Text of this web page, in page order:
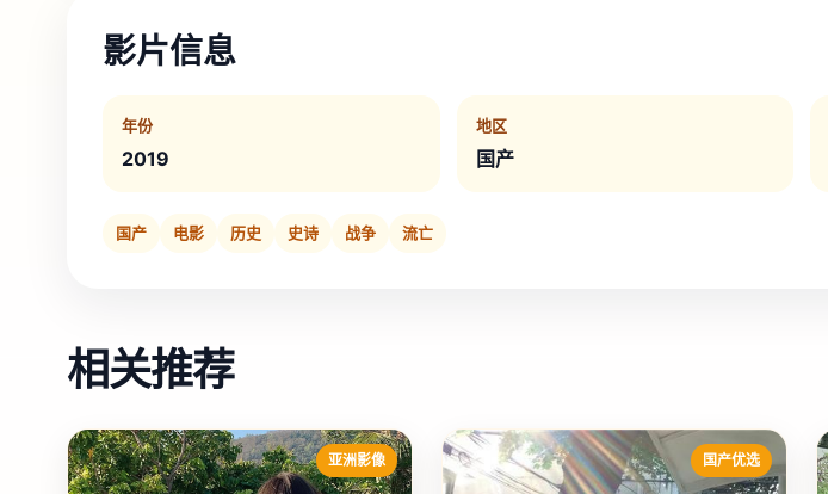
影片信息
年份
2019
地区
国产
国产 电影 历史 史诗 战争 流亡
相关推荐
亚洲影像 国产优选